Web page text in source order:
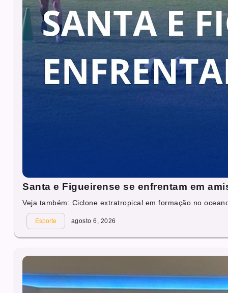
Santa e Figueirense se enfrentam em
Veja também: Ciclone extratropical em formação no
Esporte agosto 6, 2026